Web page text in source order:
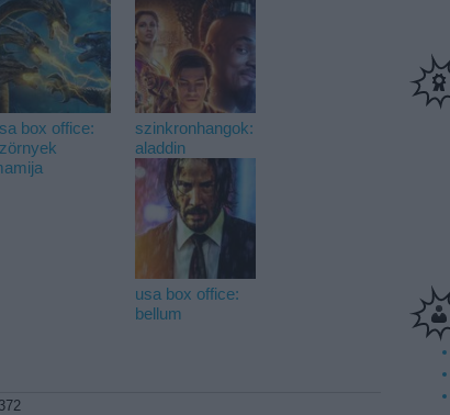
box office:
szinkronhangok:
aladdin
usa box office:
bellum